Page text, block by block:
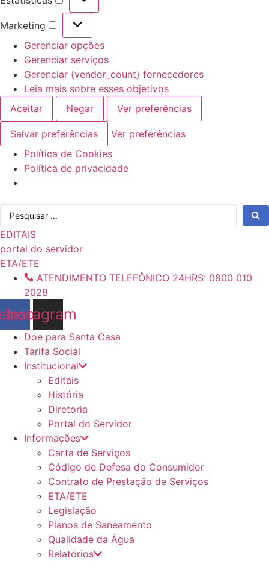
Estatísticas
Marketing
Marketing
Gerenciar opções
Gerenciar serviços
Gerenciar {vendor_count} fornecedores
Leia mais sobre esses objetivos
Aceitar
Negar Ver preferências
Salvar preferências
Ver preferências
Política de Cookies
Política de privacidade
para
o
conteúdo
Pesquisar
EDITAIS
portal do servidor
ETA/ETE
ATENDIMENTO TELEFÔNICO 24HRS: 0800 010
2028
Instagram
Doe para Santa Casa
Tarifa Social
Institucional
Editais
História
Diretoria
Portal do Servidor
Informações
Carta de Serviços
Código de Defesa do Consumidor
Contrato de Prestação de Serviços
ETA/ETE
Legislação
Planos de Saneamento
Qualidade da Água
Relatórios